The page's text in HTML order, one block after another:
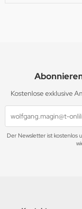
Kostenlose exklusive
Der Newsletter ist kostenlos